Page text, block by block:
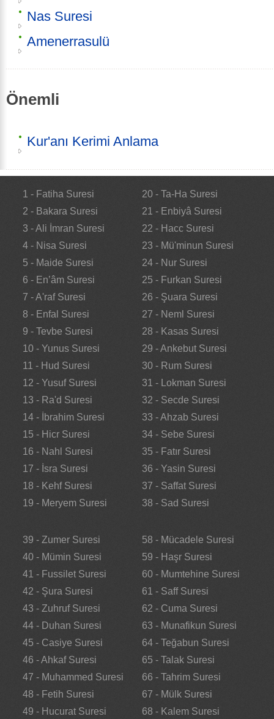
Nas Suresi
Amenerrasulü
Önemli
Kur'anı Kerimi Anlama
1 - Fatiha Suresi
2 - Bakara Suresi
3 - Ali İmran Suresi
4 - Nisa Suresi
5 - Maide Suresi
6 - En’âm Suresi
7 - A'raf Suresi
8 - Enfal Suresi
9 - Tevbe Suresi
10 - Yunus Suresi
11 - Hud Suresi
12 - Yusuf Suresi
13 - Ra'd Suresi
14 - İbrahim Suresi
15 - Hicr Suresi
16 - Nahl Suresi
17 - İsra Suresi
18 - Kehf Suresi
19 - Meryem Suresi
20 - Ta-Ha Suresi
21 - Enbiyâ Suresi
22 - Hacc Suresi
23 - Mü'minun Suresi
24 - Nur Suresi
25 - Furkan Suresi
26 - Şuara Suresi
27 - Neml Suresi
28 - Kasas Suresi
29 - Ankebut Suresi
30 - Rum Suresi
31 - Lokman Suresi
32 - Secde Suresi
33 - Ahzab Suresi
34 - Sebe Suresi
35 - Fatır Suresi
36 - Yasin Suresi
37 - Saffat Suresi
38 - Sad Suresi
39 - Zumer Suresi
40 - Mümin Suresi
41 - Fussilet Suresi
42 - Şura Suresi
43 - Zuhruf Suresi
44 - Duhan Suresi
45 - Casiye Suresi
46 - Ahkaf Suresi
47 - Muhammed Suresi
48 - Fetih Suresi
49 - Hucurat Suresi
58 - Mücadele Suresi
59 - Haşr Suresi
60 - Mumtehine Suresi
61 - Saff Suresi
62 - Cuma Suresi
63 - Munafikun Suresi
64 - Teğabun Suresi
65 - Talak Suresi
66 - Tahrim Suresi
67 - Mülk Suresi
68 - Kalem Suresi